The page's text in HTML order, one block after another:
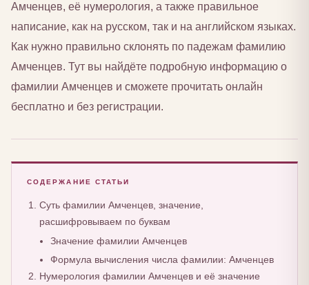
Амченцев, её нумерология, а также правильное
написание, как на русском, так и на английском языках.
Как нужно правильно склонять по падежам фамилию
Амченцев. Тут вы найдёте подробную информацию о
фамилии Амченцев и сможете прочитать онлайн
бесплатно и без регистрации.
СОДЕРЖАНИЕ СТАТЬИ
Суть фамилии Амченцев, значение,
расшифровываем по буквам
Значение фамилии Амченцев
Формула вычисления числа фамилии: Амченцев
Нумерология фамилии Амченцев и её значение